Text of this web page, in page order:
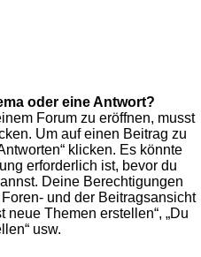
oder eine Antwort?
Forum zu eröffnen, musst
Um auf einen Beitrag zu
klicken. Es könnte
erforderlich ist, bevor du
Deine Berechtigungen
und der Beitragsansicht
neue Themen erstellen“, „Du
usw.